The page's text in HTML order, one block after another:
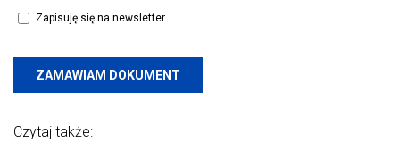
Czytaj także: